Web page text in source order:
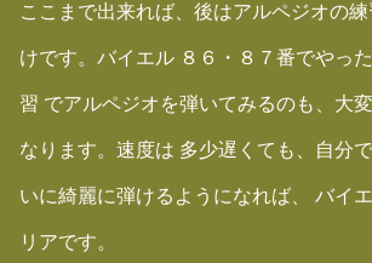
ここまで出来れば、後はアルペジオの
けです。バイエル ８６・８７番でやっ
習 でアルペジオを弾いてみるのも、大
なります。速度は 多少遅くても、自分
いに綺麗に弾けるようになれば、 バイ
リアです。